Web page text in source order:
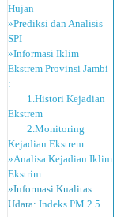
Hujan
»Prediksi dan Analisis
SPI
»Informasi Iklim
Ekstrem Provinsi Jambi
:
1.Histori Kejadian
Ekstrem
2.Monitoring
Kejadian Ekstrem
»Analisa Kejadian Iklim
Ekstrim
»Informasi Kualitas
Udara: Indeks PM 2.5